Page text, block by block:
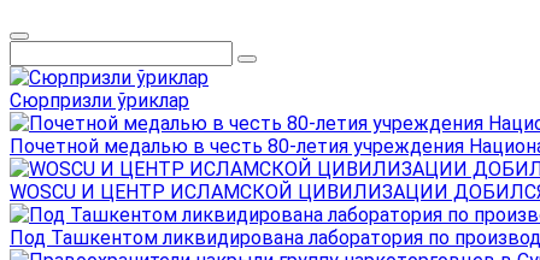
Сюрпризли ўриклар
Почетной медалью в честь 80-летия учреждения
WOSCU И ЦЕНТР ИСЛАМСКОЙ ЦИВИЛИЗАЦИИ
Под Ташкентом ликвидирована лаборатория по